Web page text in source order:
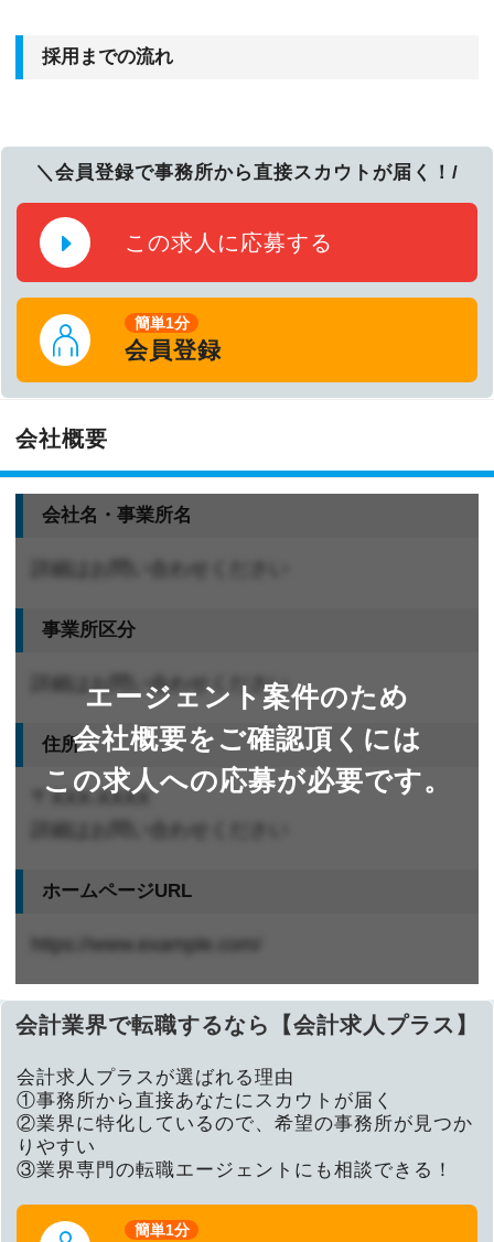
採用までの流れ
＼会員登録で事務所から直接スカウトが届く！/
この求人に応募する
簡単1分
会員登録
会社概要
エージェント案件のため
会社概要をご確認頂くには
この求人への応募が必要です。
会社名・事業所名
事業所区分
詳細はお問い合わせください
住所
〒XXX-XXXX
ホームページURL
https://www.example.com/
会計業界で転職するなら【会計求人プラス】
会計求人プラスが選ばれる理由
①事務所から直接あなたにスカウトが届く
②業界に特化しているので、希望の事務所が見つか
りやすい
③業界専門の転職エージェントにも相談できる！
簡単1分